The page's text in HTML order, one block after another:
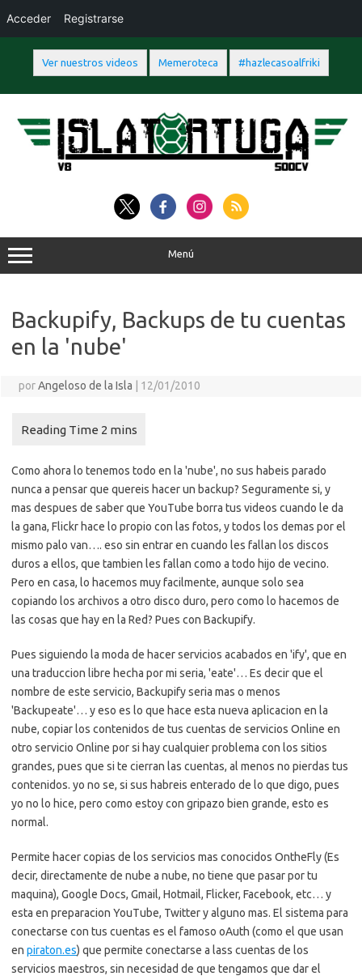
Ver nuestros videos Memeroteca #hazlecasoalfriki
contenido
Menú
Backupify, Backups de tu cuentas
en la 'nube'
porAngeloso de la Isla 12/01/2010
Como ahora lo tenemos todo en la 'nube', no sus habeis parado
nunca a pensar que quereis hacer un backup? Seguramente si, y
mas despues de saber que YouTube borra tus videos cuando le da
la gana, Flickr hace lo propio con las fotos, y todos los demas por el
mismo palo van…. eso sin entrar en cuando les fallan los discos
duros a ellos, que tambien les fallan como a todo hijo de vecino.
Pero en casa, lo hacemos muy facilmente, aunque solo sea
copiando los archivos a otro disco duro, pero como lo hacemos de
las cosas que hay en la Red? Pues con Backupify.
Pues siguiendo la moda de hacer servicios acabados en 'ify', que en
una traduccion libre hecha por mi seria, 'eate'… Es decir que el
nombre de este servicio, Backupify seria mas o menos
'Backupeate'… y eso es lo que hace esta nueva aplicacion en la
nube, copiar los contenidos de tus cuentas de servicios Online en
otro servicio Online por si hay cualquier problema con los sitios
grandes, pues que si te cierran las cuentas, al menos no pierdas tus
contenidos. yo no se, si sus habreis enterado de lo que digo, pues
yo no lo hice, pero como estoy con gripazo bien grande, esto es
normal.
Permite hacer copias de los servicios mas conocidos OntheFly (Es
decir, directamente de nube a nube, no tiene que pasar por tu
maquina), Google Docs, Gmail, Hotmail, Flicker, Facebook, etc… y
esta en preparacion YouTube, Twitter y alguno mas. El sistema para
conectarse con tus cuentas es el famoso oAuth (como el que usan
en piraton.es) que permite conectarse a lass cuentas de los
servicios maestros, sin necesidad de que tengamos que dar el
Acceder Registrarse